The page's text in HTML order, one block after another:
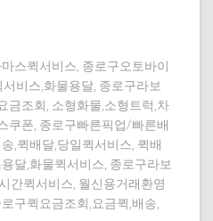
스퀵서비스, 종로구오토바이
비스,화물용달, 종로구라보
금조회, 소형화물,소형트럭,차
쿠폰, 종로구빠른픽업/빠른배
,퀵배달,당일퀵서비스, 퀵배
달,화물퀵서비스, 종로구라보
간퀵서비스, 월신용거래환영
구퀵요금조회,요금퀵,배송,